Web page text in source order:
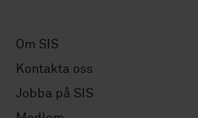
Om SIS
Kontakta oss
Jobba på SIS